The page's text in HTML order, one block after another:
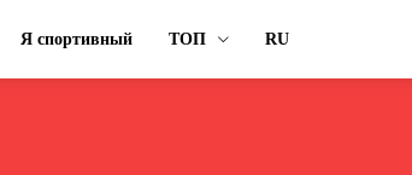
Я спортивный ТОП RU